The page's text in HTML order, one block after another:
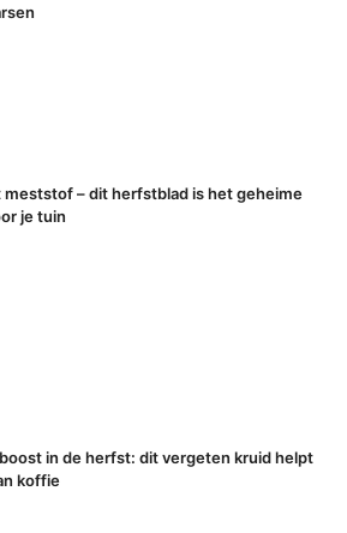
meststof – dit herfstblad is het geheime
je tuin
in de herfst: dit vergeten kruid helpt
koffie